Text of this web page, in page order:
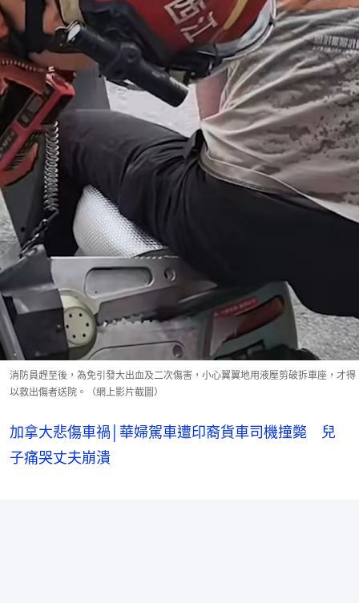
消防員趕至後，為免引發大出血及二次傷害，小心翼翼地用液壓剪破拆車座，才得
以救出傷者送院。（網上影片截圖）
加拿大悲傷車禍│華婦駕車遭印裔貨車司機撞斃 兒
子痛哭丈夫崩潰